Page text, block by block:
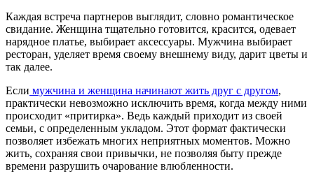
Каждая встреча партнеров выглядит, словно романтическое
свидание. Женщина тщательно готовится, красится, одевает
нарядное платье, выбирает аксессуары. Мужчина выбирает
ресторан, уделяет время своему внешнему виду, дарит цветы и
так далее.
Если мужчина и женщина начинают жить друг с другом,
практически невозможно исключить время, когда между ними
происходит «притирка». Ведь каждый приходит из своей
семьи, с определенным укладом. Этот формат фактически
позволяет избежать многих неприятных моментов. Можно
жить, сохраняя свои привычки, не позволяя быту прежде
времени разрушить очарование влюбленности.